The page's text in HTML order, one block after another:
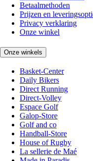
Betaalmethoden
Prijzen en
Privacy verklaring
Onze winkel
Onze winkels
Basket-Center
Daily Bikers
Direct Running
Direct-Volley
Espace Golf
Galop-Store
Golf and co
Handball-Store
House of Rugby
La sellerie de Maé